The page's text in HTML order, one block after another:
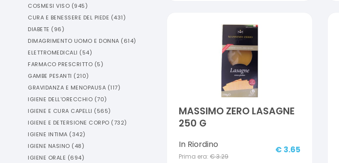
COSMESI VISO (945)
CURA E BENESSERE DEL PIEDE (431)
DIABETE (96)
DIMAGRIMENTO UOMO E DONNA (614)
ELETTROMEDICALI (54)
FARMACO PRESCRITTO (5)
GAMBE PESANTI (210)
GRAVIDANZA E MENOPAUSA (117)
IGIENE DELL'ORECCHIO (70)
IGIENE E CURA CAPELLI (565)
IGIENE E DETERSIONE CORPO (732)
IGIENE INTIMA (342)
IGIENE NASINO (48)
IGIENE ORALE (694)
MASSIMO ZERO LASAGNE
250 G
In Riordino
Prima era: €3.29
€ 3.65